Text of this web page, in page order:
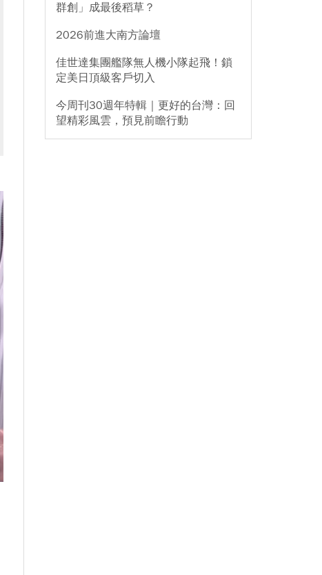
群創」成最後稻草？
2026前進大南方論壇
佳世達集團艦隊無人機小隊起飛！鎖
定美日頂級客戶切入
今周刊30週年特輯｜更好的台灣：回
望精彩風雲，預見前瞻行動